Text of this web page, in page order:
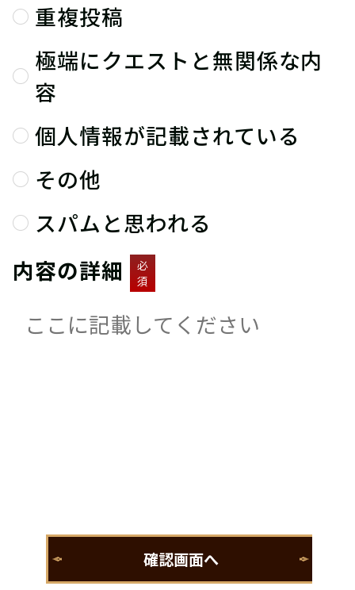
重複投稿
極端にクエストと無関係な内
容
個人情報が記載されている
その他
スパムと思われる
内容の詳細
必
須